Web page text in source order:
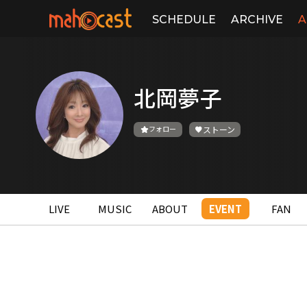
SCHEDULE ARCHIVE
北岡夢子
フォロー ストーン
LIVE MUSIC ABOUT EVENT FAN